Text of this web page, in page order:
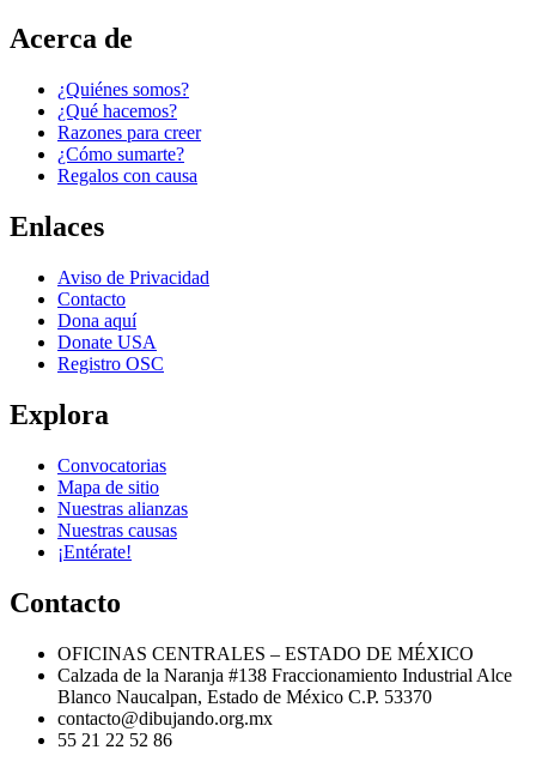
Acerca de
¿Quiénes somos?
¿Qué hacemos?
Razones para creer
¿Cómo sumarte?
Regalos con causa
Enlaces
Aviso de Privacidad
Contacto
Dona aquí
Donate USA
Registro OSC
Explora
Convocatorias
Mapa de sitio
Nuestras alianzas
Nuestras causas
¡Entérate!
Contacto
OFICINAS CENTRALES – ESTADO DE MÉXICO
Calzada de la Naranja #138 Fraccionamiento Industrial Alce
Blanco Naucalpan, Estado de México C.P. 53370
contacto@dibujando.org.mx
55 21 22 52 86